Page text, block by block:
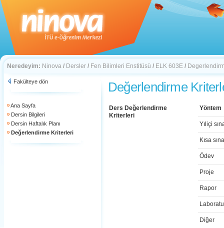
Neredeyim: Ninova / Dersler / Fen Bilimleri Enstitüsü / ELK 603E /
Fakülteye dön
Ana Sayfa
Dersin Bilgileri
Dersin Haftalık Planı
Değerlendirme Kriterleri
Değerlendirme
Ders Değerlendirme
Kriterleri
Yöntem
Yıliçi
Kısa
Ödev
Proje
Rapor
Diğer